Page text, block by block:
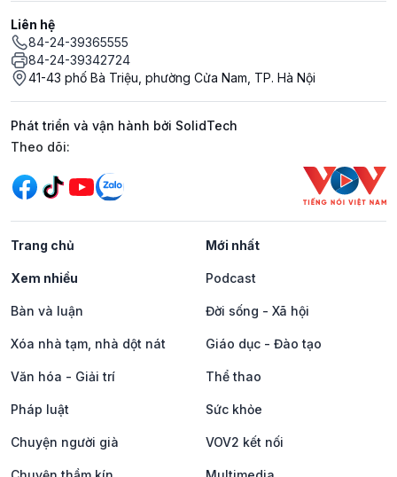
Liên hệ
84-24-39365555
84-24-39342724
41-43 phố Bà Triệu, phường Cửa Nam, TP. Hà Nội
Phát triển và vận hành bởi SolidTech
Mạng xã hội
Theo dõi:
Trang chủ Mới nhất
Xem nhiều Podcast
Bàn và luận Đời sống - Xã hội
Xóa nhà tạm, nhà dột nát Giáo dục - Đào tạo
Văn hóa - Giải trí Thể thao
Pháp luật Sức khỏe
Chuyện người già VOV2 kết nối